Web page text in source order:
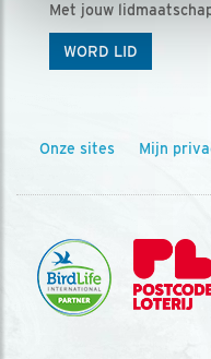
Met jouw
WORD LID
Onze sites Mijn